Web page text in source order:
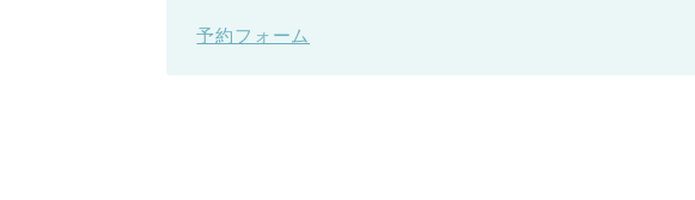
予約フォーム